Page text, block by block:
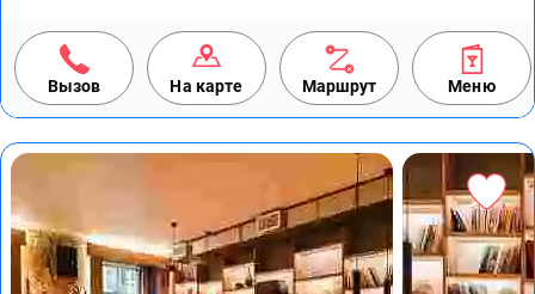
Вызов На карте Маршрут Меню